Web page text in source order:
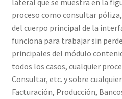
lateral que se muestra en la
proceso como consultar
del cuerpo principal de la
funciona para trabajar sin
principales del módulo
todos los casos, cualquier
Consultar, etc. y sobre
Facturación, Producción,